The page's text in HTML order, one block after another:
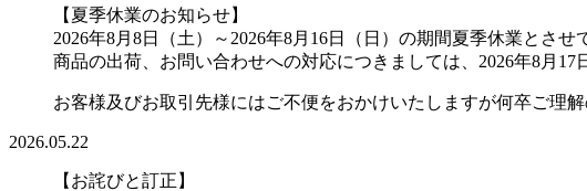
【夏季休業のお知らせ】
2026年8月8日（土）～2026年8月16日（日）の期間夏季休業とさ
商品の出荷、お問い合わせへの対応につきましては、2026年8月17
お客様及びお取引先様にはご不便をおかけいたしますが何卒ご理
2026.05.22
【お詫びと訂正】